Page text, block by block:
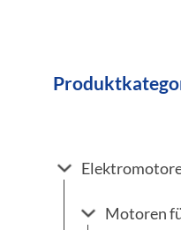
polumschaltbar
Motoren